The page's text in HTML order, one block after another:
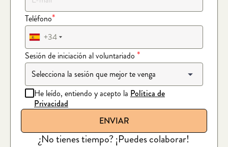
Teléfono*
+34
Sesión de iniciación al voluntariado *
He leído, entiendo y acepto la Política de
Privacidad
¿No tienes tiempo? ¡Puedes colaborar!